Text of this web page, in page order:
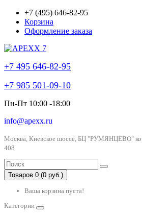
+7 (495) 646-82-95
Корзина
Оформление заказа
+7 495 646-82-95
+7 985 501-09-10
Пн-Пт 10:00 -18:00
info@apexx.ru
Москва, Киевское шоссе, БЦ "РУМЯНЦЕВО"
408
Товаров 0 (0 руб.)
Ваша корзина пуста!
Категории